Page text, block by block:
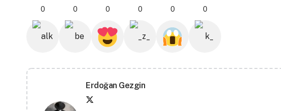
0 0 0 0 0 0
Erdoğan Gezgin